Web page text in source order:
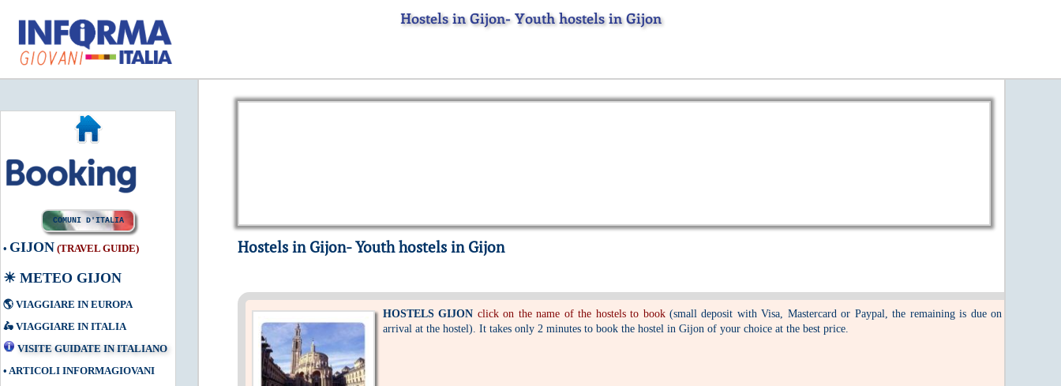
Hostels in Gijon- Youth hostels in Gijon
COMUNI D'ITALIA
• GIJON (TRAVEL GUIDE)
☀ METEO GIJON
🌎 VIAGGIARE IN EUROPA
🛵 VIAGGIARE IN ITALIA
VISITE GUIDATE IN ITALIANO
• ARTICOLI INFORMAGIOVANI
Hostels in Gijon- Youth hostels in Gijon
HOSTELS GIJON click on the name of the hostels to book(small deposit with Visa, Mastercard or Paypal, the remaining is due on
arrival at the hostel). It takes only 2 minutes to book the hostel in Gijon of your choice at the best price.